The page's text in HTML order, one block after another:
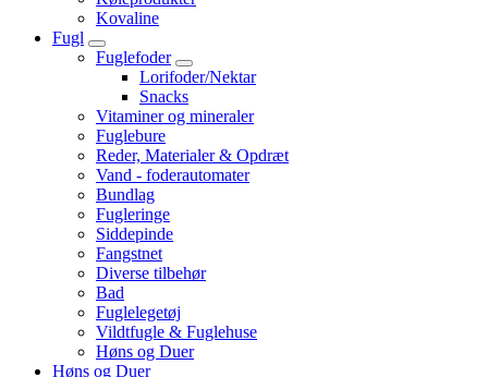
Kovaline
Fugl
Fuglefoder
Lorifoder/Nektar
Snacks
Vitaminer og mineraler
Fuglebure
Reder, Materialer & Opdræt
Vand - foderautomater
Bundlag
Fugleringe
Siddepinde
Fangstnet
Diverse tilbehør
Bad
Fuglelegetøj
Vildtfugle & Fuglehuse
Høns og Duer
Høns og Duer